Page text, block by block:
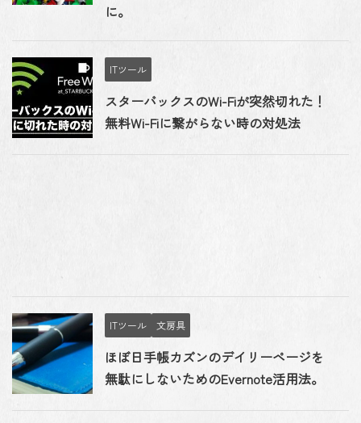
に。
ITツール
スターバックスのWi-Fiが突然切れた！
無料Wi-Fiに繋がらない時の対処法
ITツール 文房具
ほぼ日手帳カズンのデイリーページを
無駄にしないためのEvernote活用法。